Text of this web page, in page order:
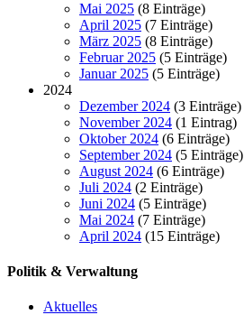
Mai 2025 (8 Einträge)
April 2025 (7 Einträge)
März 2025 (8 Einträge)
Februar 2025 (5 Einträge)
Januar 2025 (5 Einträge)
2024
Dezember 2024 (3 Einträge)
November 2024 (1 Eintrag)
Oktober 2024 (6 Einträge)
September 2024 (5 Einträge)
August 2024 (6 Einträge)
Juli 2024 (2 Einträge)
Juni 2024 (5 Einträge)
Mai 2024 (7 Einträge)
April 2024 (15 Einträge)
Politik & Verwaltung
Aktuelles